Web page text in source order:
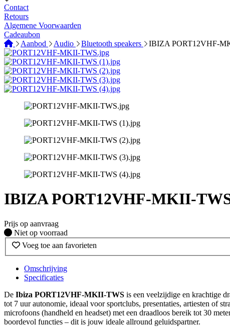
Contact
Retours
Algemene Voorwaarden
Cadeaubon
Aanbod
Audio Bluetooth speakers IBIZA PORT12VHF-
IBIZA PORT12VHF-MKII-
Prijs op aanvraag
Fysiek voorradig
Niet op voorraad
Voeg toe aan favorieten
Omschrijving
Specificaties
De Ibiza PORT12VHF-MKII-TWS is een veelzijdige en krachtige
tot 7 uur autonomie, ideaal voor sportclubs, presentaties, artiesten of
microfoons (handheld en headset) met een draadloos bereik tot 30
boordevol functies – dit is jouw ideale allround geluidspartner.